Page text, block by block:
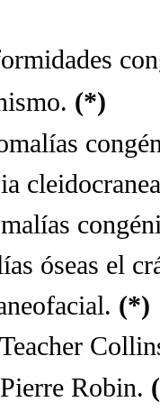
(*)
óseas el
(*)
Robin.